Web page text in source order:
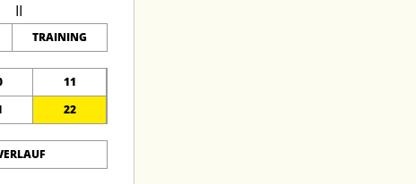
TRAINING
11
22